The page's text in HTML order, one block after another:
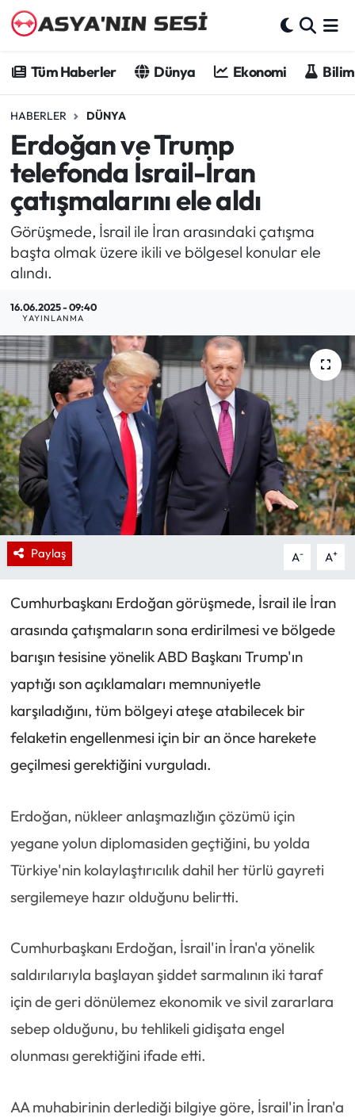
Tüm Haberler Dünya Ekonomi
HABERLER DÜNYA
Erdoğan ve Trump
telefonda İsrail-İran
çatışmalarını ele aldı
Görüşmede, İsrail ile İran arasındaki çatışma
başta olmak üzere ikili ve bölgesel konular ele
alındı.
16.06.2025 - 09:40
YAYINLANMA
Paylaş A- A+
Cumhurbaşkanı Erdoğan görüşmede, İsrail ile İran
arasında çatışmaların sona erdirilmesi ve bölgede
barışın tesisine yönelik ABD Başkanı Trump'ın
yaptığı son açıklamaları memnuniyetle
karşıladığını, tüm bölgeyi ateşe atabilecek bir
felaketin engellenmesi için bir an önce harekete
geçilmesi gerektiğini vurguladı.
Erdoğan, nükleer anlaşmazlığın çözümü için
yegane yolun diplomasiden geçtiğini, bu yolda
Türkiye'nin kolaylaştırıcılık dahil her türlü gayreti
sergilemeye hazır olduğunu belirtti.
Cumhurbaşkanı Erdoğan, İsrail'in İran'a yönelik
saldırılarıyla başlayan şiddet sarmalının iki taraf
için de geri dönülemez ekonomik ve sivil zararlara
sebep olduğunu, bu tehlikeli gidişata engel
olunması gerektiğini ifade etti.
AA muhabirinin derlediği bilgiye göre, İsrail'in İran'a
Dünya
Ekonomi
Bilim - Teknoloji
Kültür - Sanat
Spor
Asya-Pasifik
Yazarlar